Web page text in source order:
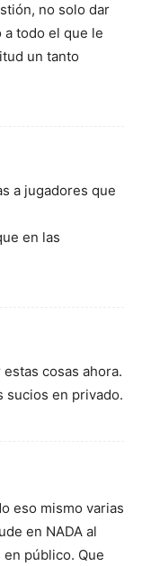
no solo dar
todo el que le
un tanto
a jugadores que
en las
cosas ahora.
sucios en privado.
eso mismo varias
en NADA al
público. Que